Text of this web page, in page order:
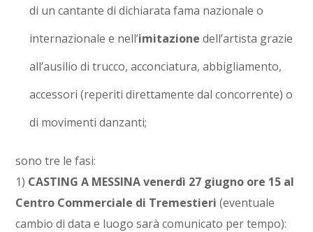
di un cantante di dichiarata fama nazionale o
internazionale e nell’imitazione dell’artista grazie
all’ausilio di trucco, acconciatura, abbigliamento,
accessori (reperiti direttamente dal concorrente) o
di movimenti danzanti;
sono tre le fasi:
1) CASTING A MESSINA venerdì 27 giugno ore 15 al
Centro Commerciale di Tremestieri (eventuale
cambio di data e luogo sarà comunicato per tempo):